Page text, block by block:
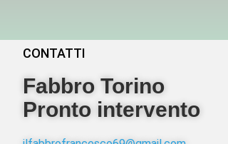
CONTATTI
Fabbro Torino
Pronto intervento